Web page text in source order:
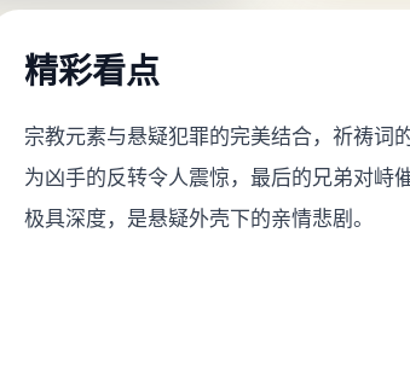
精彩看点
宗教元素与悬疑犯罪的完美结合，祈祷词
为凶手的反转令人震惊，最后的兄弟对峙
极具深度，是悬疑外壳下的亲情悲剧。